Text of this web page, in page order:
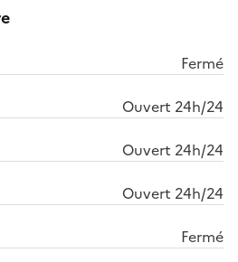
Fermé
Ouvert 24h/24
Ouvert 24h/24
Ouvert 24h/24
Fermé